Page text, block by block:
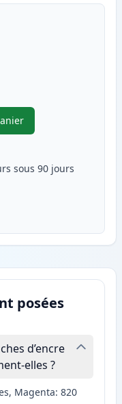
de 2 Canon CLI-571XL
sous 90 jours
posées
d’encre
elles ?
Magenta: 820